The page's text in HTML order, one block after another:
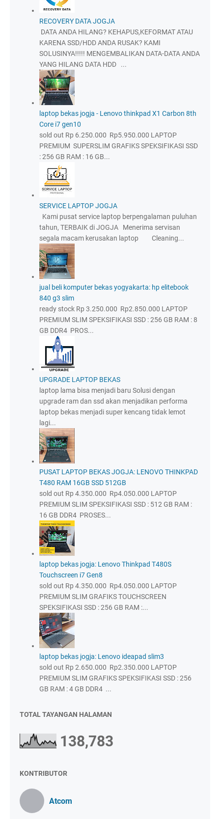
RECOVERY DATA JOGJA
DATA ANDA HILANG? KEHAPUS,KEFORMAT ATAU
KARENA SSD/HDD ANDA RUSAK? KAMI
SOLUSINYA!!!!! MENGEMBALIKAN DATA-DATA ANDA
YANG HILANG DATA HDD ...
laptop bekas jogja - Lenovo thinkpad X1 Carbon 8th
Core i7 gen10
sold out Rp 6.250.000 Rp5.950.000 LAPTOP
PREMIUM SUPERSLIM GRAFIKS SPEKSIFIKASI SSD
: 256 GB RAM : 16 GB...
SERVICE LAPTOP JOGJA
Kami pusat service laptop berpengalaman puluhan
tahun, TERBAIK di JOGJA Menerima servisan
segala macam kerusakan laptop Cleaning...
jual beli komputer bekas yogyakarta: hp elitebook
840 g3 slim
ready stock Rp 3.250.000 Rp2.850.000 LAPTOP
PREMIUM SLIM SPEKSIFIKASI SSD : 256 GB RAM : 8
GB DDR4 PROS...
UPGRADE LAPTOP BEKAS
laptop lama bisa menjadi baru Solusi dengan
upgrade ram dan ssd akan menjadikan performa
laptop bekas menjadi super kencang tidak lemot
lagi...
PUSAT LAPTOP BEKAS JOGJA: LENOVO THINKPAD
T480 RAM 16GB SSD 512GB
sold out Rp 4.350.000 Rp4.050.000 LAPTOP
PREMIUM SLIM SPEKSIFIKASI SSD : 512 GB RAM :
16 GB DDR4 PROSES...
laptop bekas jogja: Lenovo Thinkpad T480S
Touchscreen i7 Gen8
sold out Rp 4.350.000 Rp4.050.000 LAPTOP
PREMIUM SLIM GRAFIKS TOUCHSCREEN
SPEKSIFIKASI SSD : 256 GB RAM :...
laptop bekas jogja: Lenovo ideapad slim3
sold out Rp 2.650.000 Rp2.350.000 LAPTOP
PREMIUM SLIM GRAFIKS SPEKSIFIKASI SSD : 256
GB RAM : 4 GB DDR4 ...
TOTAL TAYANGAN HALAMAN
138,783
KONTRIBUTOR
Atcom